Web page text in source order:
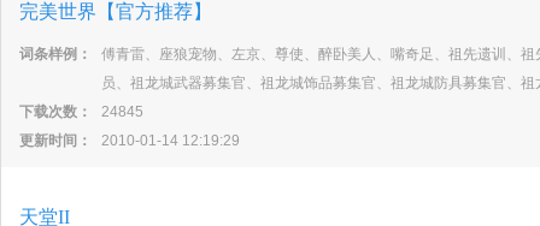
完美世界【官方推荐】
词条样例：
傅青雷、座狼宠物、左京、尊使、醉卧美人、嘴奇足、祖先遗训、
员、祖龙城武器募集官、祖龙城饰品募集官、祖龙城防具募集官、
下载次数：
24845
更新时间：
2010-01-14 12:19:29
天堂II